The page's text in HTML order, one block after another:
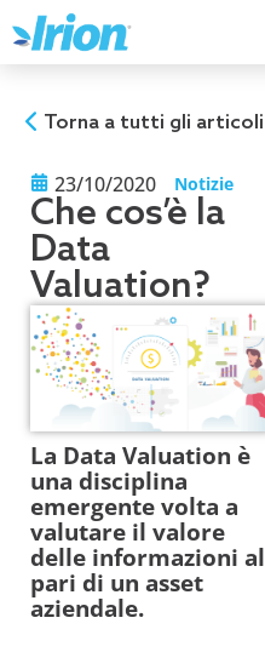
al
contenuto
Torna a tutti gli articoli
23/10/2020 Notizie
Che cos’è la
Data
Valuation?
La Data Valuation è
una disciplina
emergente volta a
valutare il valore
delle informazioni al
pari di un asset
aziendale.